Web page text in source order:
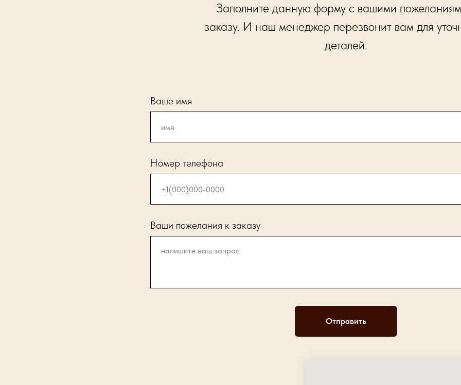
Заполните данную форму с вашими
заказу. И наш менеджер перезвонит вам для
деталей.
Ваше имя
Номер телефона
Ваши пожелания к заказу
Отправить